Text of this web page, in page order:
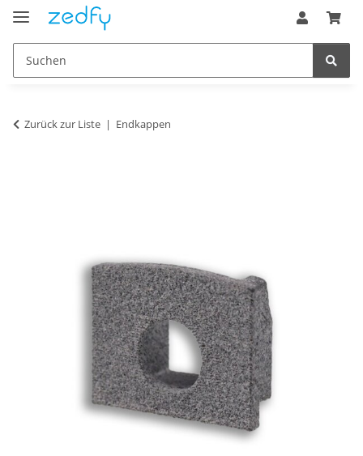
Zurück zur Liste Endkappen